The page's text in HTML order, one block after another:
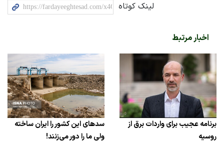
لینک کوتاه
اخبار مرتبط
برنامه عجیب برای واردات برق از
روسیه
سدهای این کشور را ایران ساخته
ولی ما را دور می‌زنند!